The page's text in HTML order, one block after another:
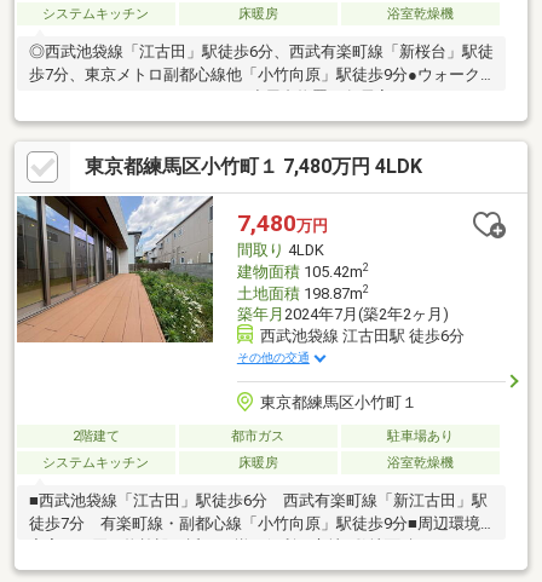
システムキッチン
床暖房 浴室乾燥機
◎西武池袋線「江古田」駅徒歩6分、西武有楽町線「新桜台」駅徒
歩7分、東京メトロ副都心線他「小竹向原」駅徒歩9分●ウォーク
ット完備で充実の収納スペース●低層住宅が多く、比較的閑静な
環境です。～Life Information～○練馬区立小竹小学校…約760ｍ
（徒歩10分）〇練馬区立旭丘中学校…約750ｍ（徒歩10分）〇りっ
こう幼稚園…約350ｍ（徒歩5分）〇まいばすけっと小竹町1丁目
店…約400ｍ（徒歩5分）〇セブンイレブン練馬小竹町交番前店…約
150ｍ（徒歩2分）
東京都練馬区小竹町１ 7,480万円 4LDK
7,480万円
間取り 4LDK
建物面積105.42m2
土地面積198.87m2
築年月 2024年7月(築2年2ヶ月)
西武池袋線 江古田駅 徒歩6分
その他の交通
東京都練馬区小竹町１
2階建て 都市ガス
駐車場あり
システムキッチン
床暖房 浴室乾燥機
■西武池袋線「江古田」駅徒歩6分 西武有楽町線「新江古田」駅
徒歩7分 有楽町線・副都心線「小竹向原」駅徒歩9分■周辺環境
建物面積105.42㎡ 借地権付 ゆとりの4LDK邸宅 エアコン5